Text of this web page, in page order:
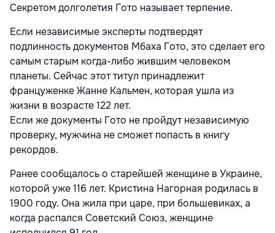
Секретом долголетия Гото называет терпение.
Если независимые эксперты подтвердят
подлинность документов Мбаха Гото, это сделает его
самым старым когда-либо жившим человеком
планеты. Сейчас этот титул принадлежит
француженке Жанне Кальмен, которая ушла из
жизни в возрасте 122 лет.
Если же документы Гото не пройдут независимую
проверку, мужчина не сможет попасть в книгу
рекордов.
Ранее сообщалось о старейшей женщине в Украине,
которой уже 116 лет. Кристина Нагорная родилась в
1900 году. Она жила при царе, при большевиках, а
когда распался Советский Союз, женщине